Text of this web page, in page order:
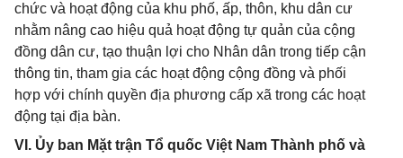
chức và hoạt động của khu phố, ấp, thôn, khu dân cư
nhằm nâng cao hiệu quả hoạt động tự quản của cộng
đồng dân cư, tạo thuận lợi cho Nhân dân trong tiếp cận
thông tin, tham gia các hoạt động cộng đồng và phối
hợp với chính quyền địa phương cấp xã trong các hoạt
động tại địa bàn.
VI. Ủy ban Mặt trận Tổ quốc Việt Nam Thành phố và